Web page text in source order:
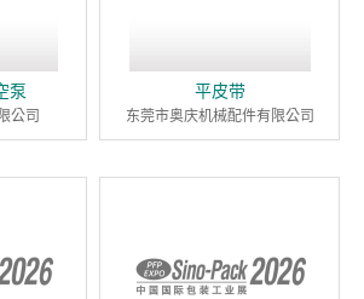
泵
公司
平皮带
东莞市奥庆机械配件有限公司